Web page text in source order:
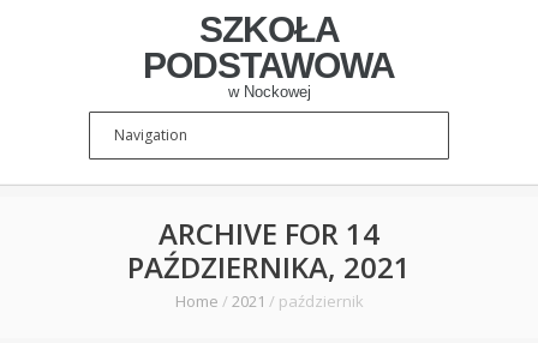
SZKOŁA
PODSTAWOWA
w Nockowej
ARCHIVE FOR 14
PAŹDZIERNIKA, 2021
Home / 2021 / październik